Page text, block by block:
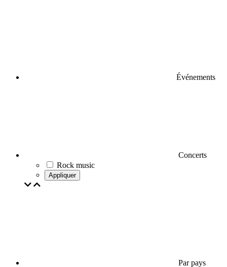
Événements
Concerts
Rock music
Appliquer
Par pays